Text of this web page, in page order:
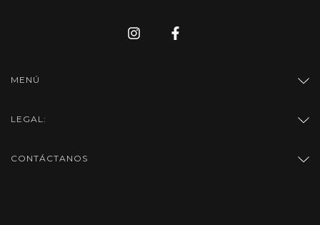
MENÚ
LEGAL:
CONTÁCTANOS